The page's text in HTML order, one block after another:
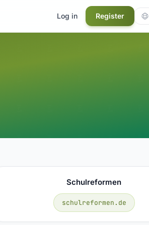
Log in Register
Schulreformen
schulreformen.de